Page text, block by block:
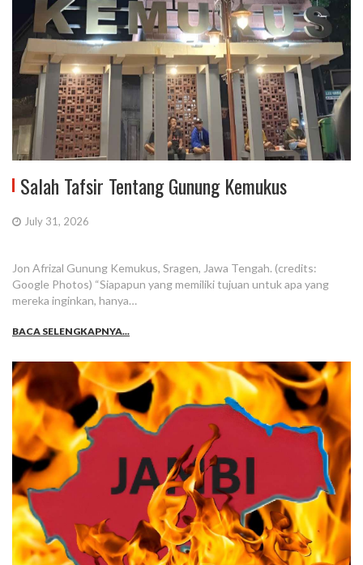
Salah Tafsir Tentang Gunung Kemukus
July 31, 2026
Jon Afrizal Gunung Kemukus, Sragen, Jawa Tengah. (credits:
Google Photos) “Siapapun yang memiliki tujuan untuk apa yang
mereka inginkan, hanya…
BACA SELENGKAPNYA...